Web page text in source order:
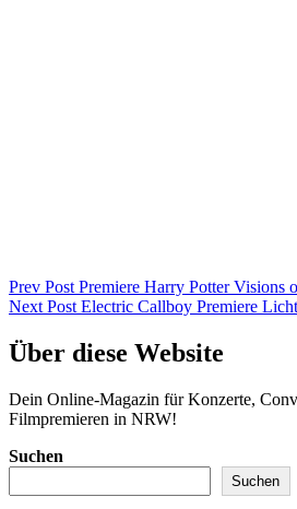
Beitragsnavigation
Previous
Post
Prev Post Premiere Harry Potter Visions
Next
Next Post Electric Callboy Premiere
Über diese Website
Dein Online-Magazin für Konzerte,
Filmpremieren in NRW!
Suchen
Suchen